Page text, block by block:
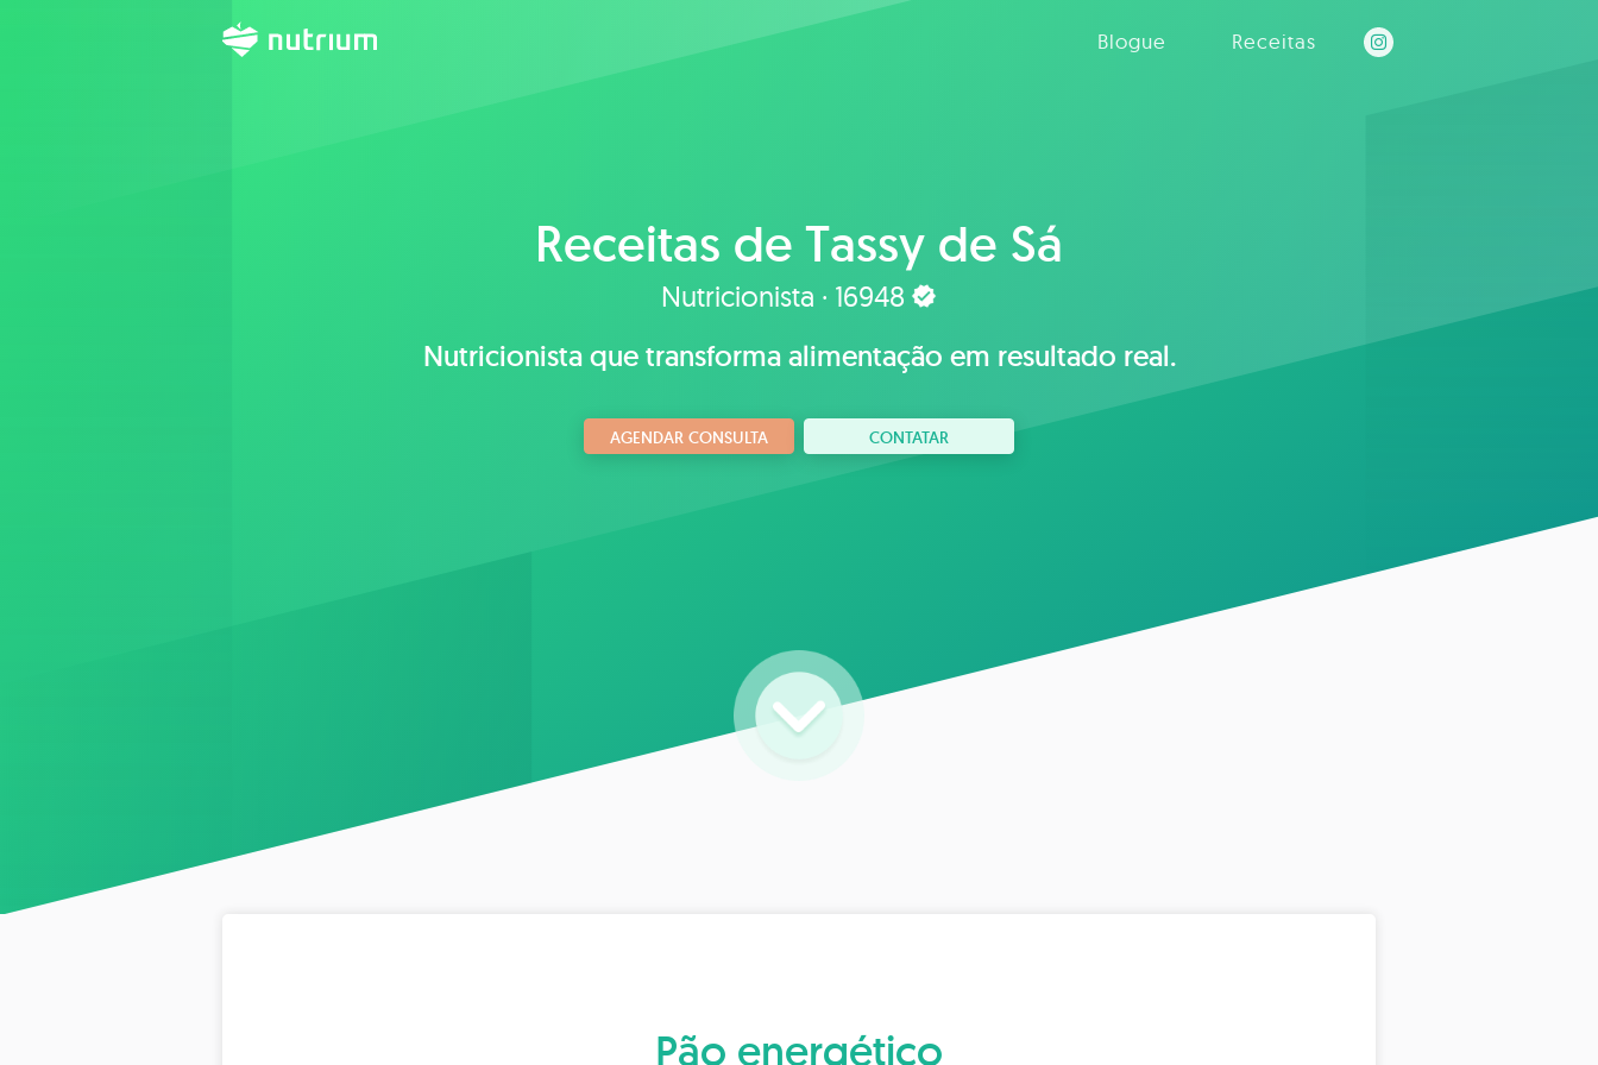
Blogue Receitas
Receitas de Tassy de Sá
Nutricionista · 16948
Nutricionista que transforma alimentação em resultado real.
AGENDAR CONSULTA CONTATAR
Pão energético